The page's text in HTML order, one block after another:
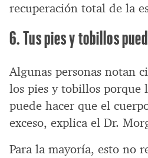
recuperación total de la
6. Tus pies y tobillos
Algunas personas notan
los pies y tobillos porque
puede hacer que el
exceso, explica el Dr.
Para la mayoría, esto no